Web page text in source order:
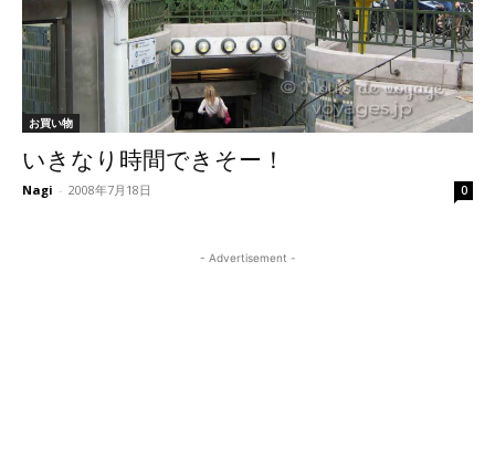
お買い物
いきなり時間できそー！
Nagi - 2008年7月18日 0
- Advertisement -